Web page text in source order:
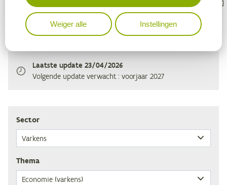
Laatste update 23/04/2026
Volgende update verwacht: voorjaar 2027
Sec­tor
The­ma
Weiger alle Instellingen